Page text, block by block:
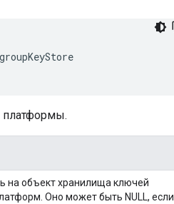
платформы.
на объект хранилища ключей
Оно может быть NULL, если